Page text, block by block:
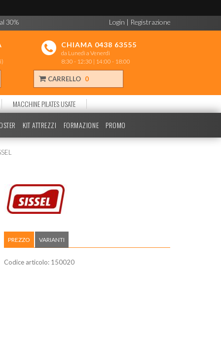
30% Login | Registrazione
CHIAMA 0438 63555
da Lunedì a Venerdì
8:30 - 12:30 | 14:00 - 18:00
CARRELLO 0
MACCHINE PILATES USATE
KIT ATTREZZI FORMAZIONE PROMO
PREZZO VARIANTI
Codice articolo: 150020